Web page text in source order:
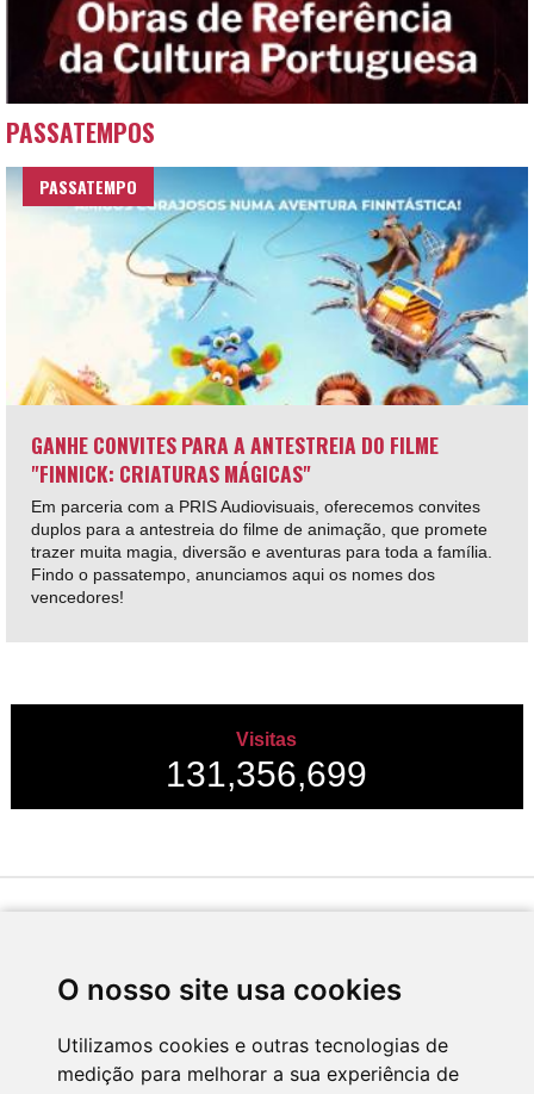
O nosso site usa cookies
Utilizamos cookies e outras tecnologias de
medição para melhorar a sua experiência de
PASSATEMPOS
PASSATEMPO
GANHE CONVITES PARA A ANTESTREIA DO FILME
"FINNICK: CRIATURAS MÁGICAS"
Em parceria com a PRIS Audiovisuais, oferecemos convites
duplos para a antestreia do filme de animação, que promete
trazer muita magia, diversão e aventuras para toda a família.
Findo o passatempo, anunciamos aqui os nomes dos
vencedores!
Visitas
131,356,699